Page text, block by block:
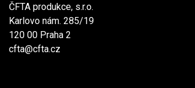
ČFTA produkce, s.r.o.
Karlovo nám. 285/19
120 00 Praha 2
cfta@cfta.cz